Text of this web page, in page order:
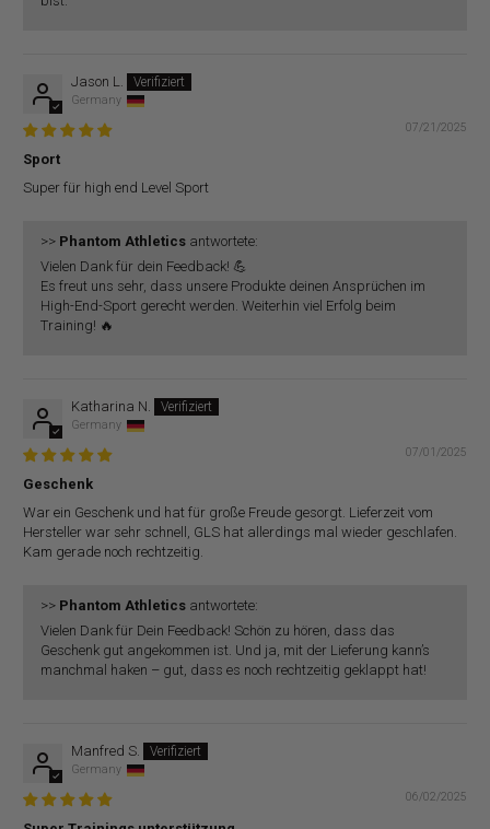
Jason L.
Germany
07/21/2025
Sport
Super für high end Level Sport
>> Phantom Athletics antwortete:
Vielen Dank für dein Feedback! 💪
Es freut uns sehr, dass unsere Produkte deinen Ansprüchen im
High-End-Sport gerecht werden. Weiterhin viel Erfolg beim
Training! 🔥
Katharina N.
Germany
07/01/2025
Geschenk
War ein Geschenk und hat für große Freude gesorgt. Lieferzeit vom
Hersteller war sehr schnell, GLS hat allerdings mal wieder geschlafen.
Kam gerade noch rechtzeitig.
>> Phantom Athletics antwortete:
Vielen Dank für Dein Feedback! Schön zu hören, dass das
Geschenk gut angekommen ist. Und ja, mit der Lieferung kann’s
manchmal haken – gut, dass es noch rechtzeitig geklappt hat!
Manfred S.
Germany
06/02/2025